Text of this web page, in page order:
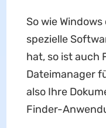
So wie
spezielle
hat, so ist auch
Dateimanager
also Ihre
Finder-